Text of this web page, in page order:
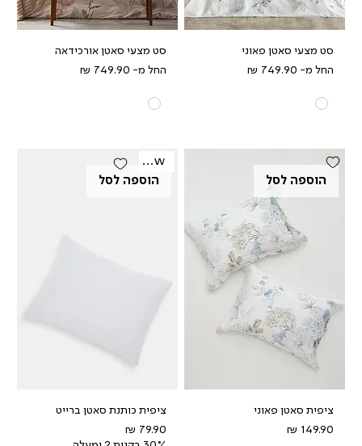
סט מצעי סאטן פאוני
החל מ-
מחיר מבצע
סט מצעי סאטן אורכידאה
החל מ-
מחיר מבצע
הוספה לסל
ציפית סאטן פאוני
מחיר
הוספה לסל
New
ציפית כותנת סאטן ברייט
מחיר